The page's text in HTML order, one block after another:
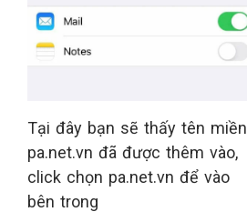
Tại đây bạn sẽ thấy tên miền
pa.net.vn đã được thêm vào,
click chọn pa.net.vn để vào
bên trong